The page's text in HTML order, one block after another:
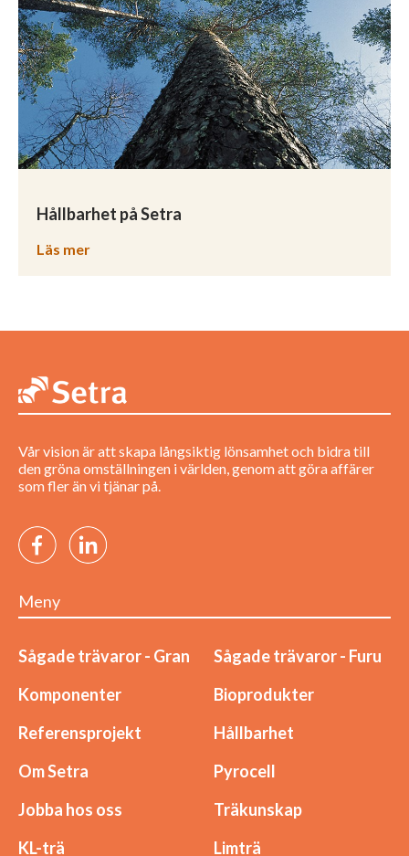
Hållbarhet på Setra
Läs mer
Vår vision är att skapa långsiktig lönsamhet och bidra till
den gröna omställningen i världen, genom att göra affärer
som fler än vi tjänar på.
Meny
Sågade trävaror - Gran
Sågade trävaror - Furu
Komponenter
Bioprodukter
Referensprojekt
Hållbarhet
Om Setra
Pyrocell
Jobba hos oss
Träkunskap
KL-trä
Limträ